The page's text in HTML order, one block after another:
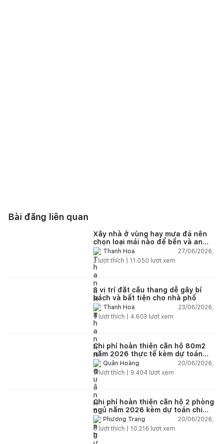
Bài đăng liên quan
Xây nhà ở vùng hay mưa đá nên
chọn loại mái nào để bền và an
toàn?Thanh Hoa
27/06/2026,
2 lượt thích | 11.050 lượt xem
3 vị trí đặt cầu thang dễ gây bí
bách và bất tiện cho nhà phố
Thanh Hoa
23/06/2026,
5 lượt thích | 4.603 lượt xem
Chi phí hoàn thiện căn hộ 80m2
năm 2026 thực tế kèm dự toán
chi tiết từng hạng mục
Quân Hoàng
20/06/2026,
9lượt thích | 9.404 lượt xem
Chi phí hoàn thiện căn hộ 2 phòng
ngủ năm 2026 kèm dự toán chi
tiết và ví dụ thực tế
Phương Trang
20/06/2026,
5 lượt thích | 10.216 lượt xem